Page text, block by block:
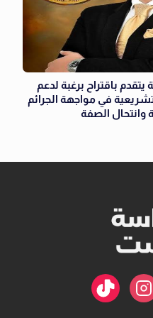
باقتراح برغبة لدعم
في مواجهة الجرائم
وانتحال الصفة